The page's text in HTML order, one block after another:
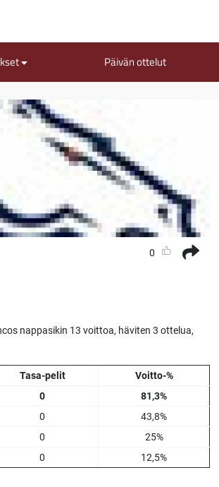
Päivän ottelut
0
nappasikin 13 voittoa, häviten 3 ottelua,
Tasa-pelit
Voitto-%
0
81,3%
0
43,8%
0
25%
0 12,5%